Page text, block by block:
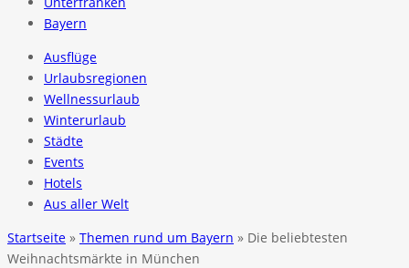
Bayern
Ausflüge
Urlaubsregionen
Wellnessurlaub
Winterurlaub
Städte
Events
Hotels
Aus aller Welt
Startseite » Themen rund um Bayern » Die beliebtesten
Weihnachtsmärkte in München